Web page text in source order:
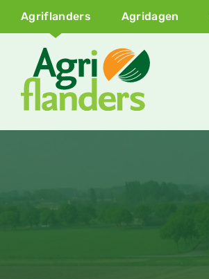
Agriflanders Agridagen